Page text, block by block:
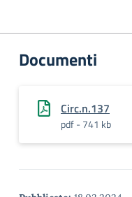
Documenti
Circ.n.137
pdf - 741 kb